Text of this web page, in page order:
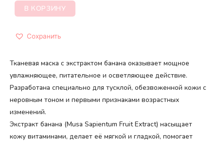
В КОРЗИНУ
Сохранить
Тканевая маска с экстрактом банана оказывает мощное
увлажняющее, питательное и осветляющее действие.
Разработана специально для тусклой, обезвоженной кожи с
неровным тоном и первыми признаками возрастных
изменений.
Экстракт банана (Musa Sapientum Fruit Extract) насыщает
кожу витаминами, делает её мягкой и гладкой, помогает